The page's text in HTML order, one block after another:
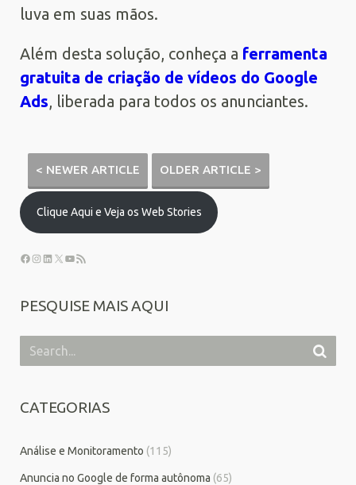
luva em suas mãos.
Além desta solução, conheça a ferramenta
gratuita de criação de vídeos do Google
Ads, liberada para todos os anunciantes.
< NEWER ARTICLE OLDER ARTICLE >
Clique Aqui e Veja os Web Stories
PESQUISE MAIS AQUI
CATEGORIAS
Análise e Monitoramento (115)
Anuncia no Google de forma autônoma (65)